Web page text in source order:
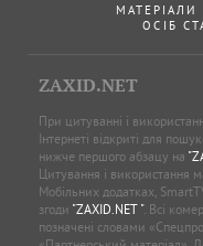
МАТЕРІАЛИ
ОСІБ
ZAXID.NET
При цитуванні і
Інтернеті відкриті для
нижче першого абзацу на
Цитування і використання
Мобільних додатках,
згоди "ZAXID.NET ". Всі
позначені словами